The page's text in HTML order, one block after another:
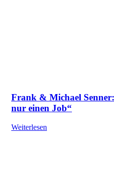
Frank & Michael
nur einen Job“
Weiterlesen